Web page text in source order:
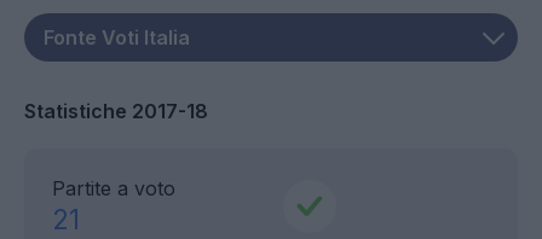
Statistiche 2017-18
Partite a voto
21